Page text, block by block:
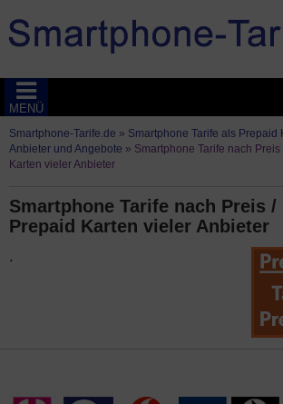
MENÜ
Smartphone-Tarife.de » Smartphone Tarife als Prepaid
Anbieter und Angebote » Smartphone Tarife nach
Karten vieler Anbieter
Smartphone Tarife nach Preis /
Prepaid Karten vieler Anbieter
.